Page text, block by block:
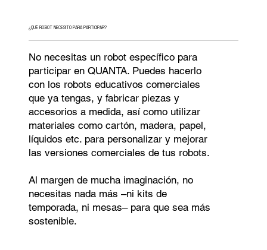
¿QUÉ ROBOT NECESITO PARA PARTICIPAR?
No necesitas un robot específico para
participar en QUANTA. Puedes hacerlo
con los robots educativos comerciales
que ya tengas, y fabricar piezas y
accesorios a medida, así como utilizar
materiales como cartón, madera, papel,
líquidos etc. para personalizar y mejorar
las versiones comerciales de tus robots.
Al margen de mucha imaginación, no
necesitas nada más –ni kits de
temporada, ni mesas– para que sea más
sostenible.